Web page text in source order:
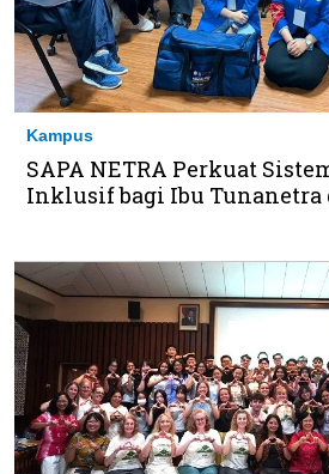
Kampus
SAPA NETRA Perkuat
Inklusif bagi Ibu Tunanetra